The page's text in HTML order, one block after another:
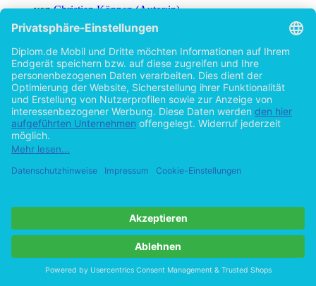
vonChristian Köppen (Autor:in)
©1999 Diplomarbeit
Hilfe/FAQ
Impressum
Datenschutz
AGB
Vertrag widerrufen
Zur Desktop-Version
Copyright ©Imprint in der Bedey & Thoms Media GmbH
byOpen Publishing